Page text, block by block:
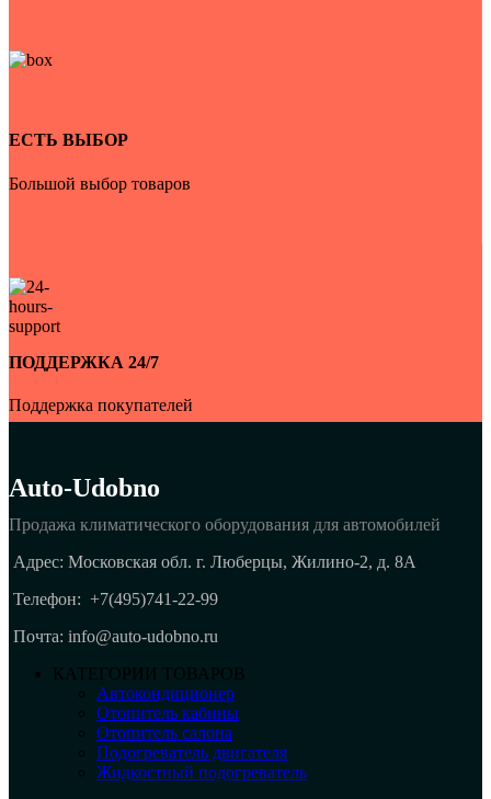
ЕСТЬ ВЫБОР
Большой выбор товаров
ПОДДЕРЖКА 24/7
Поддержка покупателей
Auto-Udobno
Продажа климатического оборудования для автомобилей
Адрес: Московская обл. г. Люберцы, Жилино-2, д. 8A
Телефон: +7(495)741-22-99
Почта: info@auto-udobno.ru
КАТЕГОРИИ ТОВАРОВ
Автокондиционер
Отопитель кабины
Отопитель салона
Подогреватель двигателя
Жидкостный подогреватель